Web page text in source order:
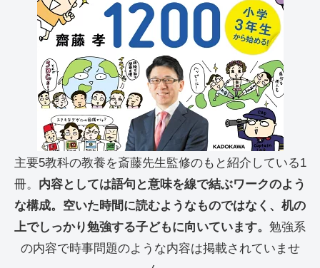
主要5教科の教養を斎藤先生監修のもと紹介している1
冊。 内容としては語句と意味を線で結ぶワークのよう
な構成。空いた時間に読むようなものではなく、机の
上でしっかり勉強する子どもに向いています。 勉強系
の内容で時事問題のような内容は掲載されていませ